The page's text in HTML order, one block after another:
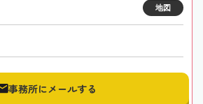
地図
事務所にメールする